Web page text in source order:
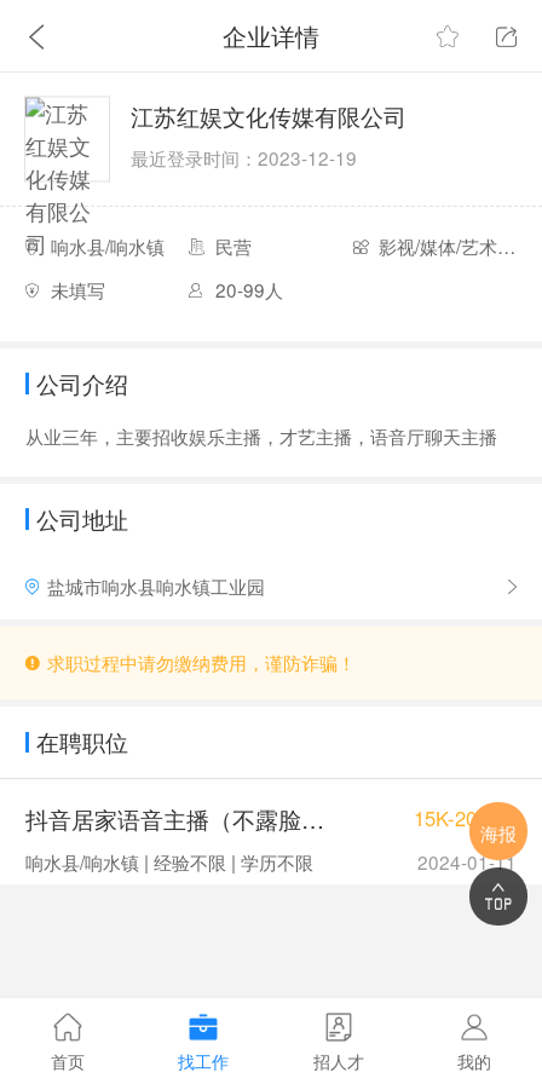
企业详情
江苏红娱文化传媒有限公司
最近登录时间：2023-12-19
响水县/响水镇 民营
影视/媒体/艺术/出版
未填写
20-99人
公司介绍
从业三年，主要招收娱乐主播，才艺主播，语音厅聊天主播
公司地址
盐城市响水县响水镇工业园
求职过程中请勿缴纳费用，谨防诈骗！
在聘职位
抖音居家语音主播（不露脸）工资日结 15K-20K/月
响水县/响水镇 | 经验不限 | 学历不限 2024-01-11
海报
首页 找工作 招人才 我的